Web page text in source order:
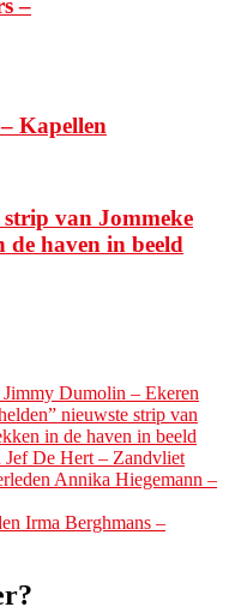
–
Kapellen
strip van Jommeke
haven in beeld
Dumolin – Ekeren
nieuwste strip van
in de haven in beeld
Jef De Hert – Zandvliet
Annika Hiegemann –
Irma Berghmans –